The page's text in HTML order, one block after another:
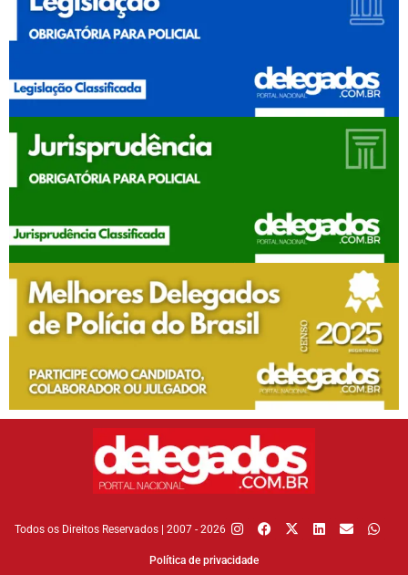
Todos os Direitos Reservados | 2007 - 2026
Política de privacidade